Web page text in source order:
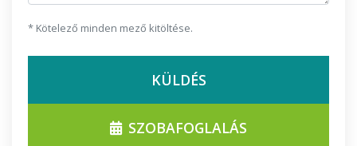
* Kötelező minden mező kitöltése.
KÜLDÉS
SZOBAFOGLALÁS